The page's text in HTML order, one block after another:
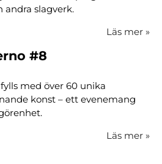
andra slagverk.
Läs mer »
#8
med över 60 unika
konst – ett evenemang
Läs mer »